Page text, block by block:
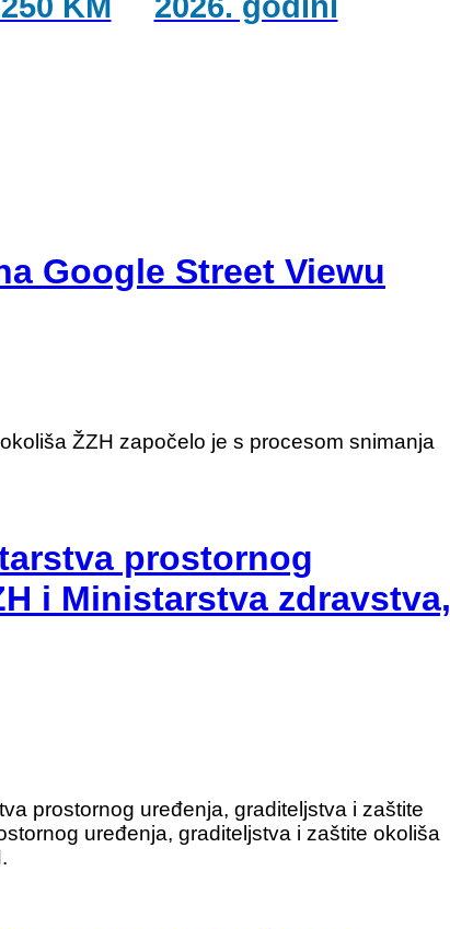
Google Street Viewu
ŽZH započelo je s procesom snimanja
prostornog
i Ministarstva zdravstva,
prostornog uređenja, graditeljstva i zaštite
uređenja, graditeljstva i zaštite okoliša